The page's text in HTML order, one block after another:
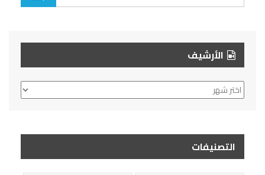
الأرشيف
الأرشيف
التصنيفات